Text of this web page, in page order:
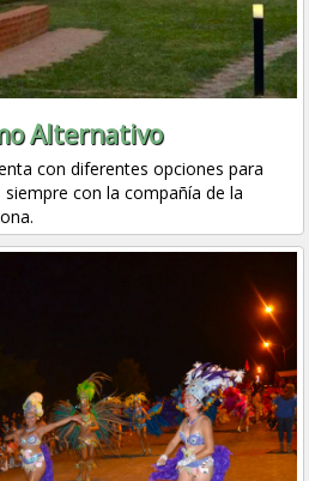
Alternativo
con diferentes opciones para
con la compañía de la